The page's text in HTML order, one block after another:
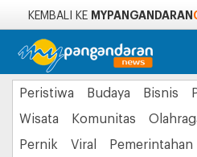
KEMBALI KE MYPANGANDARAN
Peristiwa Budaya Bisnis
Wisata
Komunitas
Pernik
Viral Pemerintahan